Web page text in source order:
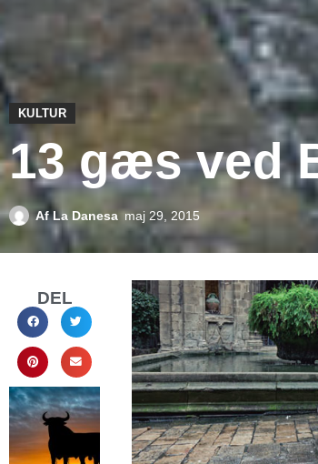
KULTUR
13 gæs ved
AfLa Danesa maj 29, 2015
DEL